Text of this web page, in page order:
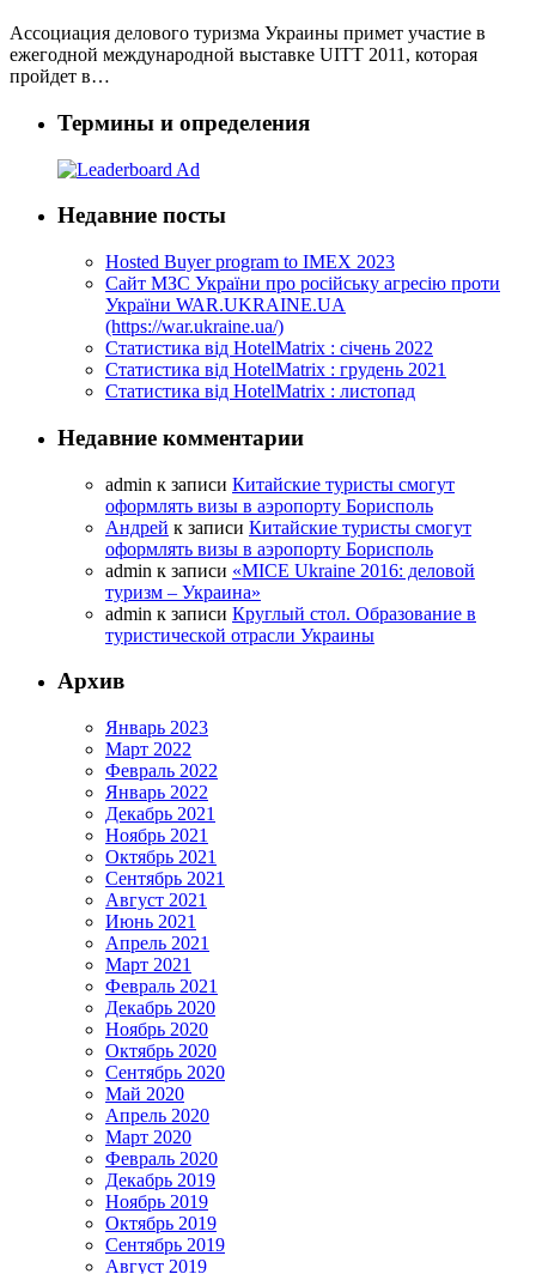
Ассоциация делового туризма Украины примет участие в
ежегодной международной выставке UITT 2011, которая
пройдет в…
Термины и определения
Недавние посты
Hosted Buyer program to IMEX 2023
Cайт МЗС України про російську агресію проти
України WAR.UKRAINE.UA
(https://war.ukraine.ua/)
Статистика від HotelMatrix : січень 2022
Статистика від HotelMatrix : грудень 2021
Статистика від HotelMatrix : листопад
Недавние комментарии
admin к записи Китайские туристы смогут
оформлять визы в аэропорту Борисполь
Андрей к записи Китайские туристы смогут
оформлять визы в аэропорту Борисполь
admin к записи «MICE Ukraine 2016: деловой
туризм – Украина»
admin к записи Круглый стол. Образование в
туристической отрасли Украины
Архив
Январь 2023
Март 2022
Февраль 2022
Январь 2022
Декабрь 2021
Ноябрь 2021
Октябрь 2021
Сентябрь 2021
Август 2021
Июнь 2021
Апрель 2021
Март 2021
Февраль 2021
Декабрь 2020
Ноябрь 2020
Октябрь 2020
Сентябрь 2020
Май 2020
Апрель 2020
Март 2020
Февраль 2020
Декабрь 2019
Ноябрь 2019
Октябрь 2019
Сентябрь 2019
Август 2019